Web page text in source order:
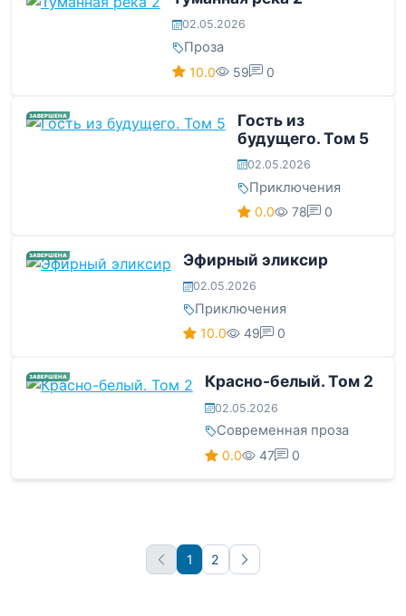
02.05.2026
Проза
10.0 59 0
ЗАВЕРШЕНА
Гость из
будущего. Том 5
02.05.2026
Приключения
0.0 78 0
ЗАВЕРШЕНА Эфирный эликсир
02.05.2026
Приключения
10.0 49 0
ЗАВЕРШЕНА Красно-белый. Том 2
02.05.2026
Современная проза
0.0 47 0
1 2
Вперёд